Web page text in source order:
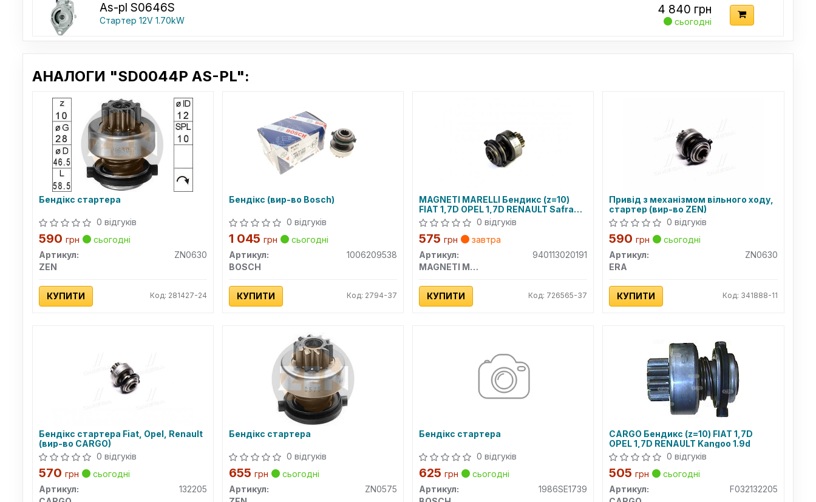
As-pl S0646S
Стартер 12V 1.70kW
4 840 грн
сьогодні
АНАЛОГИ "SD0044P AS-PL":
Бендікс стартера
0 відгуків
590 грн
сьогодні
Артикул:
ZN0630
ZEN
КУПИТИ Код: 281427-24
Бендікс (вир-во Bosch)
0 відгуків
1 045 грн
сьогодні
Артикул:
1006209538
BOSCH
КУПИТИ Код: 2794-37
MAGNETI MARELLI Бендикс (z=10)
FIAT 1,7D OPEL 1,7D RENAULT Safrane
2,2D [940113020191]
0 відгуків
575 грн
завтра
Артикул:
940113020191
MAGNETI MARELLI
КУПИТИ Код: 726565-37
Привід з механізмом вільного ходу,
стартер (вир-во ZEN)
0 відгуків
590грн
сьогодні
Артикул:
ZN0630
ERA
КУПИТИ Код: 341888-11
Бендікс стартера Fiat, Opel, Renault
(вир-во CARGO)
0 відгуків
570 грн
сьогодні
Артикул:
132205
Бендікс стартера
0 відгуків
655 грн
сьогодні
Артикул:
ZN0575
Бендікс стартера
0 відгуків
625 грн
сьогодні
Артикул:
1986SE1739
CARGO Бендикс (z=10) FIAT 1,7D
OPEL 1,7D RENAULT Kangoo 1.9d
0 відгуків
505грн
сьогодні
Артикул:
F032132205